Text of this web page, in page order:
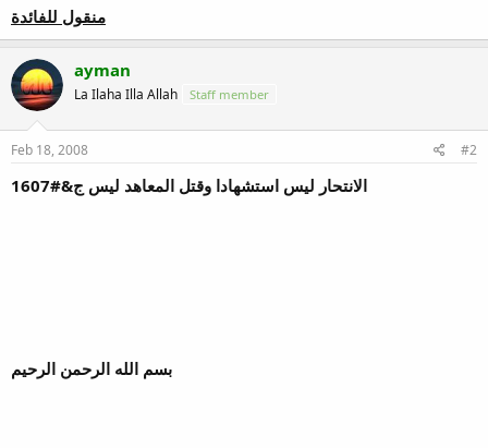
منقول للفائدة
ayman
La Ilaha Illa Allah Staff member
Feb 18, 2008 #2
الانتحار ليس استشهادا وقتل المعاهد ليس ج&#1607
بسم الله الرحمن الرحيم